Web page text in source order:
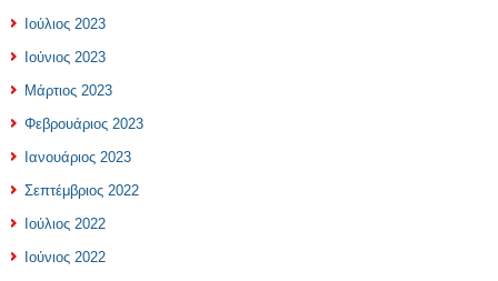
Ιούλιος 2023
Ιούνιος 2023
Μάρτιος 2023
Φεβρουάριος 2023
Ιανουάριος 2023
Σεπτέμβριος 2022
Ιούλιος 2022
Ιούνιος 2022